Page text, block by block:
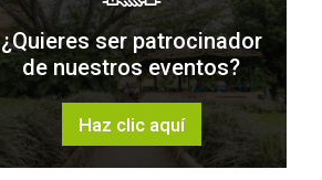
¿Quieres ser patrocinador
de nuestros eventos?
Haz clic aquí